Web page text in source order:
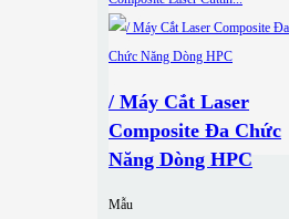
/ Máy Cắt Laser
Composite Đa Chức
Năng Dòng HPC
Mẫu